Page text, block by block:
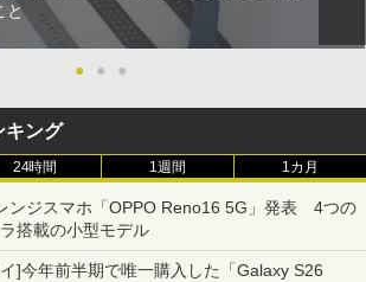
と
● ● ●
キング
24時間 1週間 1カ月
ンジスマホ「OPPO Reno16 5G」発表 4つの
搭載の小型モデル
]今年前半期で唯一購入した「Galaxy S26